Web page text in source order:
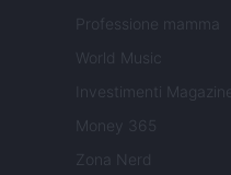
Professione mamma
World Music
Investimenti Magazine
Money 365
Zona Nerd